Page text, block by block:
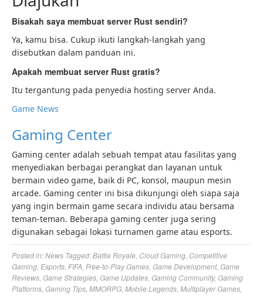
Bisakah saya membuat server Rust sendiri?
Ya, kamu bisa. Cukup ikuti langkah-langkah yang
disebutkan dalam panduan ini.
Apakah membuat server Rust gratis?
Itu tergantung pada penyedia hosting server Anda.
Game News
Gaming Center
Gaming center adalah sebuah tempat atau fasilitas yang
menyediakan berbagai perangkat dan layanan untuk
bermain video game, baik di PC, konsol, maupun mesin
arcade. Gaming center ini bisa dikunjungi oleh siapa saja
yang ingin bermain game secara individu atau bersama
teman-teman. Beberapa gaming center juga sering
digunakan sebagai lokasi turnamen game atau esports.
Posted in:News Tagged:Battle Royale Cloud Gaming Competitive
Gaming Esports FIFA Free-to-Play Games Game Development, Game
Reviews Game Strategies Game Updates Gaming Community, Gaming
Platforms Gaming Tips MMORPG Mobile Legends Multiplayer Games